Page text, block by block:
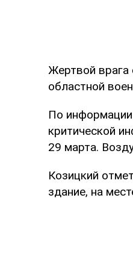
Жертвой врага
областной
По
критической
29 марта.
Козицкий
здание, на